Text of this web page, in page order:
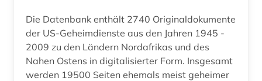
Die Datenbank enthält 2740 Originaldokumente
der US-Geheimdienste aus den Jahren 1945 -
2009 zu den Ländern Nordafrikas und des
Nahen Ostens in digitalisierter Form. Insgesamt
werden 19500 Seiten ehemals meist geheimer